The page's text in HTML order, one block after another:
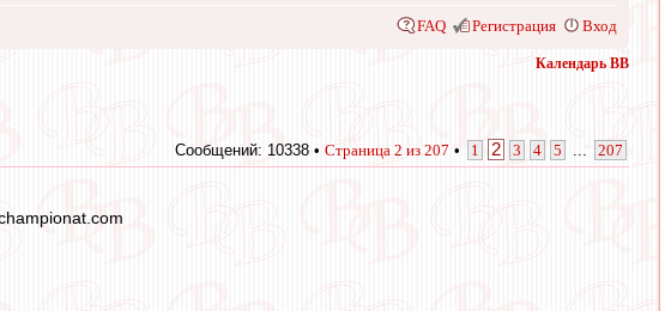
FAQ Регистрация Вход
Календарь ВВ
Сообщений: 10338 • Страница 2 из 207 • 1 2 3 4 5 207